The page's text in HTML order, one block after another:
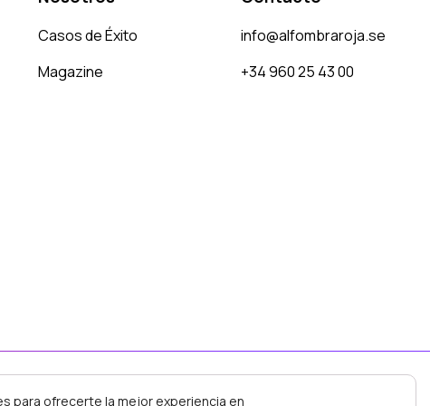
Casos de Éxito
Magazine
info@alfombraroja.se
+34 960 25 43 00
para ofrecerte la mejor experiencia en